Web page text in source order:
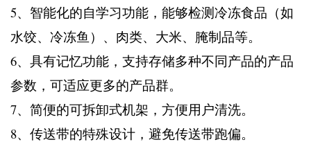
5、智能化的自学习功能，能够检测冷冻食品（如
水饺、冷冻鱼）、肉类、大米、腌制品等。
6、具有记忆功能，支持存储多种不同产品的产品
参数，可适应更多的产品群。
7、简便的可拆卸式机架，方便用户清洗。
8、传送带的特殊设计，避免传送带跑偏。